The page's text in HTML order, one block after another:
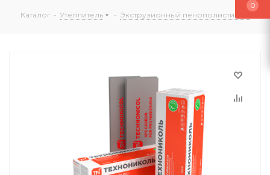
Каталог - Утеплитель - Экструзионный пенополистирол
0